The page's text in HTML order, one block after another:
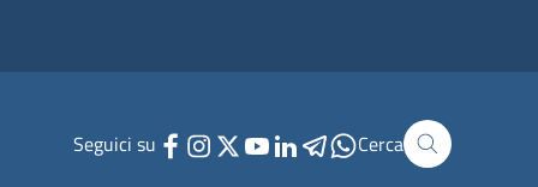
Seguici su Cerca